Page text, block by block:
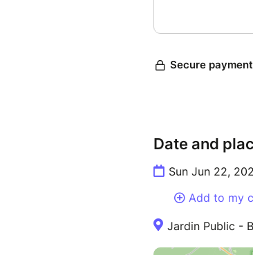
Mozart comme
Manon Lamaison,
Lysandre Châlon
Placement libre.
réservation
étant limité.
Date and
Sun Jun 22,
Add to my
Jardin Public -